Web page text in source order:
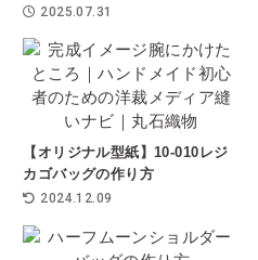
2025.07.31
【オリジナル型紙】10-010レジ
カゴバッグの作り方
2024.12.09